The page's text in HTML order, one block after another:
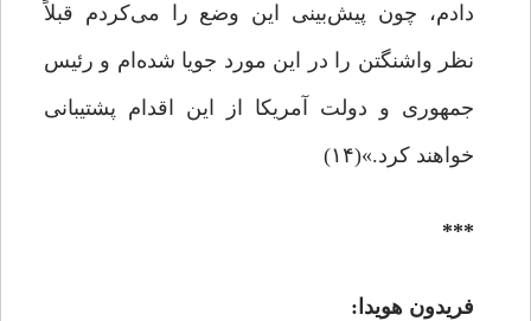
دادم، چون پیش‌بینی این وضع را می‌کردم قبلاً
نظر واشنگتن را در این مورد جویا شده‌ام و رئیس
جمهوری و دولت آمریکا از این اقدام پشتیبانی
خواهند کرد.»(۱۴)
***
فریدون هویدا: